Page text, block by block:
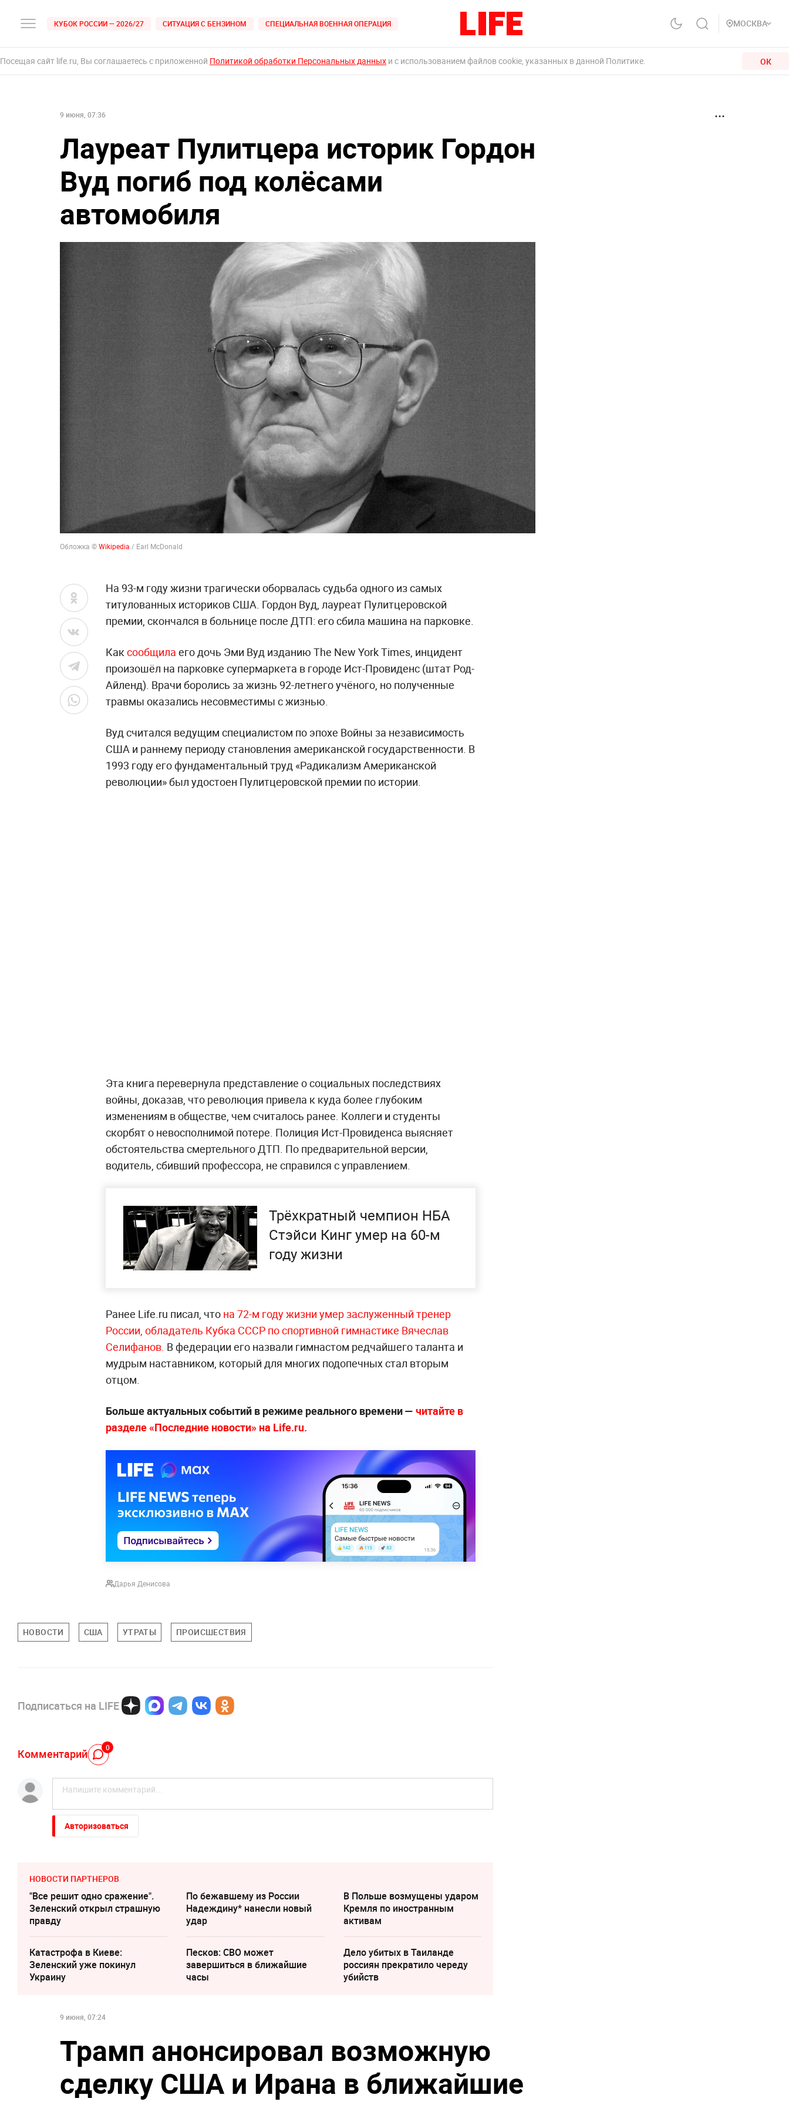
КУБОК РОССИИ — 2026/27 СИТУАЦИЯ С БЕНЗИНОМ СПЕЦИАЛЬНАЯ ВОЕННАЯ ОПЕРАЦИЯ МОСКВА
Посещая сайт life.ru, Вы соглашаетесь с приложенной Политикой обработки Персональных данных и с использованием файлов cookie, указанных в данной Политике. ОК
9 июня, 07:36
Лауреат Пулитцера историк Гордон
Вуд погиб под колёсами
автомобиля
Обложка ©Wikipedia / Earl McDonald
На 93-м году жизни трагически оборвалась судьба одного из самых
титулованных историков США. Гордон Вуд, лауреат Пулитцеровской
премии, скончался в больнице после ДТП: его сбила машина на парковке.
Каксообщила его дочь Эми Вуд изданию The New York Times, инцидент
произошёл на парковке супермаркета в городе Ист-Провиденс (штат Род-
Айленд). Врачи боролись за жизнь 92-летнего учёного, но полученные
травмы оказались несовместимы с жизнью.
Вуд считался ведущим специалистом по эпохе Войны за независимость
США и раннему периоду становления американской государственности. В
1993 году его фундаментальный труд «Радикализм Американской
революции» был удостоен Пулитцеровской премии по истории.
Эта книга перевернула представление о социальных последствиях
войны, доказав, что революция привела к куда более глубоким
изменениям в обществе, чем считалось ранее. Коллеги и студенты
скорбят о невосполнимой потере. Полиция Ист-Провиденса выясняет
обстоятельства смертельного ДТП. По предварительной версии,
водитель, сбивший профессора, не справился с управлением.
Трёхкратный чемпион НБА
Стэйси Кинг умер на 60-м
году жизни
Ранее Life.ru писал, что на 72-м году жизни умер заслуженный тренер
России, обладатель Кубка СССР по спортивной гимнастике Вячеслав
Селифанов. В федерации его назвали гимнастом редчайшего таланта и
мудрым наставником, который для многих подопечных стал вторым
отцом.
Больше актуальных событий в режиме реального времени — читайте в
разделе «Последние новости» на Life.ru.
Дарья Денисова
НОВОСТИ США УТРАТЫ ПРОИСШЕСТВИЯ
Подписаться на LIFE
Комментарий 0
Авторизоваться
НОВОСТИ ПАРТНЕРОВ
"Все решит одно сражение".
Зеленский открыл страшную
правду
По бежавшему из России
Надеждину* нанесли новый
удар
В Польше возмущены ударом
Кремля по иностранным
активам
Катастрофа в Киеве:
Зеленский уже покинул
Украину
Песков: СВО может
завершиться в ближайшие
часы
Дело убитых в Таиланде
россиян прекратило череду
убийств
9 июня, 07:24
Трамп анонсировал возможную
сделку США и Ирана в ближайшие